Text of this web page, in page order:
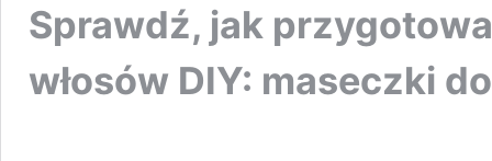
Sprawdź, jak
włosów DIY: maseczki